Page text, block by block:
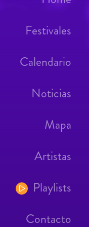
Festivales
Calendario
Noticias
Mapa
Artistas
Playlists
Contacto